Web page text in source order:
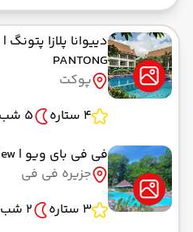
دییوانا پلازا پتونگ
PANTONG
پوکت
4 ستاره
5 شب
فی فی بای ویو | Phi Phi Bayview
جزیره فی فی
3 ستاره
2 شب